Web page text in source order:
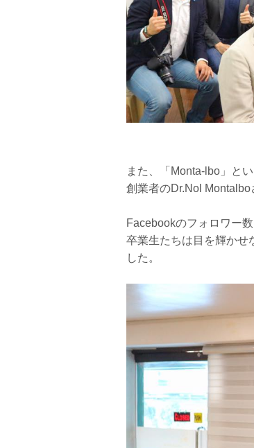
また、「Monta-lbo」と
創業者のDr.Nol Montalbo
Facebookのフォロワー
卒業生たちは目を輝かせ
した。